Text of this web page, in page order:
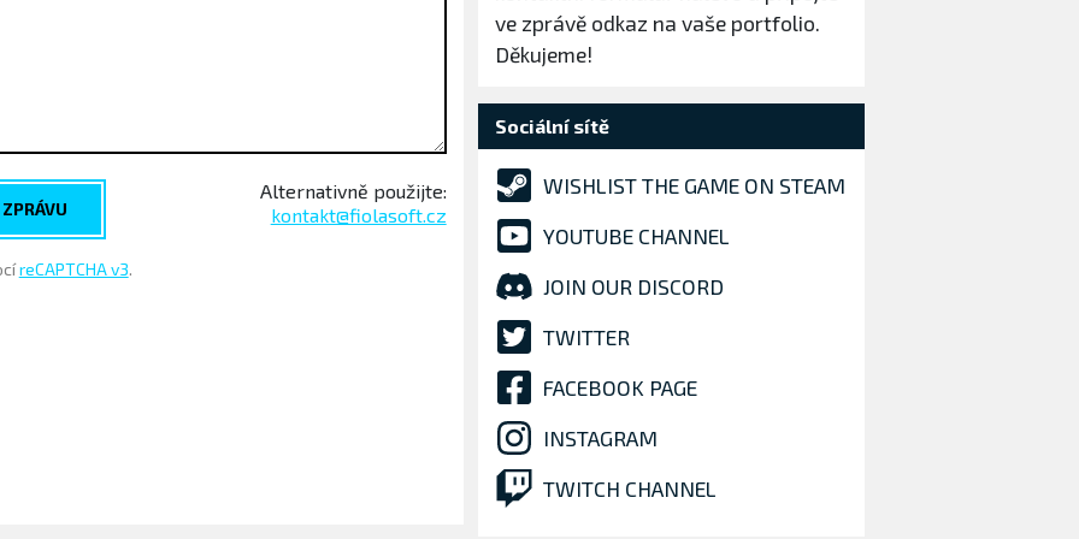
Alternativně použijte:
kontakt@fiolasoft.cz
reCAPTCHA v3.
ve zprávě odkaz na vaše portfolio.
Děkujeme!
Sociální sítě
WISHLIST THE GAME ON STEAM
YOUTUBE CHANNEL
JOIN OUR DISCORD
TWITTER
FACEBOOK PAGE
INSTAGRAM
TWITCH CHANNEL